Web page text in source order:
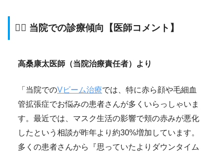
👨‍⚕️ 当院での診療傾向【医師コメント】
高桑康太医師（当院治療責任者）より
「当院でのVビーム治療では、特に赤ら顔や毛細血
管拡張症でお悩みの患者さんが多くいらっしゃいま
す。最近では、マスク生活の影響で頬の赤みが悪化
したという相談が昨年より約30%増加しています。
多くの患者さんから『思っていたよりダウンタイム